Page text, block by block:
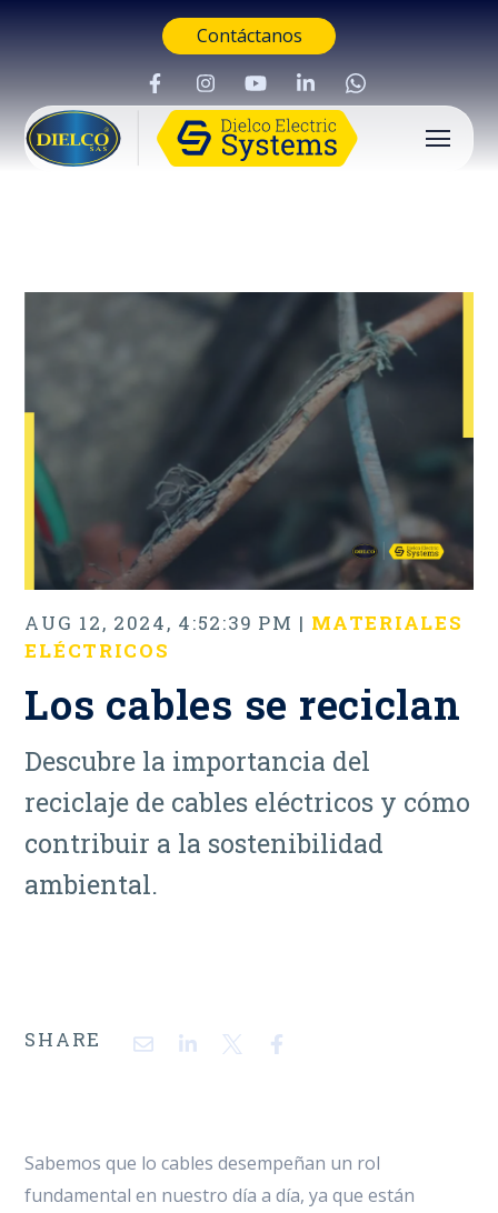
Contáctanos
Buscar
AUG 12, 2024, 4:52:39 PM | MATERIALES
ELÉCTRICOS
Los cables se reciclan
Descubre la importancia del
reciclaje de cables eléctricos y cómo
contribuir a la sostenibilidad
ambiental.
SHARE
Sabemos que lo cables desempeñan un rol
fundamental en nuestro día a día, ya que están